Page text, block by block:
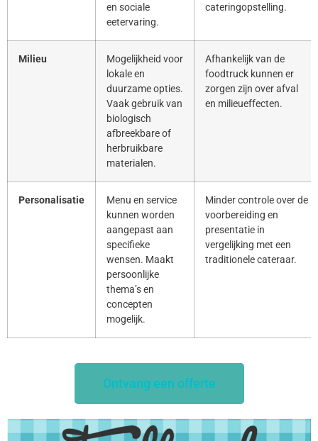
en sociale
eetervaring.
cateringopstelling.
Milieu
Mogelijkheid voor
lokale en
duurzame opties.
Vaak gebruik van
biologisch
afbreekbare of
herbruikbare
materialen.
Afhankelijk van de
foodtruck kunnen er
zorgen zijn over afval
en milieueffecten.
Personalisatie
Menu en service
kunnen worden
aangepast aan
specifieke
wensen. Maakt
persoonlijke
thema’s en
concepten
mogelijk.
Minder controle over de
voorbereiding en
presentatie in
vergelijking met een
traditionele cateraar.
Ontvang een offerte